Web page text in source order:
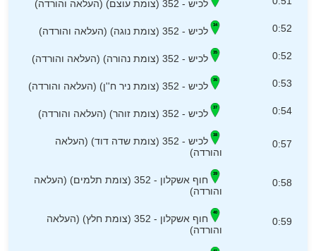
לכיש - 352 (צומת עוצם) (העלאה והורדה)
0:52 לכיש - 352 (צומת נוגה) (העלאה והורדה)
0:52 לכיש - 352 (צומת נהורה) (העלאה והורדה)
0:53 לכיש - 352 (צומת ניר ח''ן) (העלאה והורדה)
0:54 לכיש - 352 (צומת זוהר) (העלאה והורדה)
0:57
לכיש - 352 (צומת שדה דוד) (העלאה
והורדה)
0:58
חוף אשקלון - 352 (צומת תלמים) (העלאה
והורדה)
0:59
חוף אשקלון - 352 (צומת חלץ) (העלאה
והורדה)